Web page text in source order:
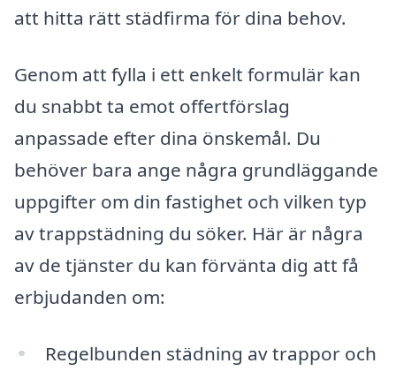
att hitta rätt städfirma för dina behov.
Genom att fylla i ett enkelt formulär kan
du snabbt ta emot offertförslag
anpassade efter dina önskemål. Du
behöver bara ange några grundläggande
uppgifter om din fastighet och vilken typ
av trappstädning du söker. Här är några
av de tjänster du kan förvänta dig att få
erbjudanden om:
Regelbunden städning av trappor och